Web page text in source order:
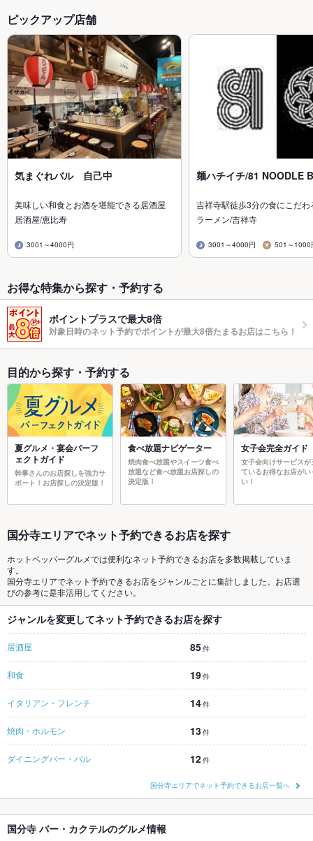
ピックアップ店舗
気まぐれバル 自己中
美味しい和食とお酒を堪能できる居酒屋
居酒屋/恵比寿
3001～4000円
麺ハチイチ/81 NOODLE
吉祥寺駅徒歩3分の食にこだ
ラーメン/吉祥寺
3001～4000円 501～1000
お得な特集から探す・予約する
ポイントプラスで最大8倍
対象日時のネット予約でポイントが最大8倍たまるお店はこちら！
目的から探す・予約する
夏グルメ・宴会パーフ
ェクトガイド
幹事さんのお店探しを強力サ
ポート！お店探しの決定版！
食べ放題ナビゲーター
焼肉食べ放題やスイーツ食べ
放題など食べ放題お店探しの
決定版！
女子会完全ガイド
女子会向けサービスが
ているお得なお店がい
い！
国分寺エリアでネット予約できるお店を探す
ホットペッパーグルメでは便利なネット予約できるお店を多数掲載していま
す。
国分寺エリアでネット予約できるお店をジャンルごとに集計しました。お店選
びの参考に是非活用してください。
ジャンルを変更してネット予約できるお店を探す
居酒屋 85件
和食 19件
イタリアン・フレンチ 14件
焼肉・ホルモン 13件
ダイニングバー・バル 12件
国分寺エリアでネット予約できるお店一覧へ
国分寺 バー・カクテルのグルメ情報